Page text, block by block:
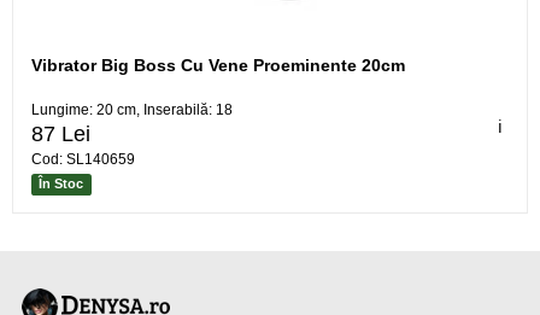
ℹ️
Vibrator Big Boss Cu Vene Proeminente 20cm
Lungime: 20 cm, Inserabilă: 18
87 Lei
Cod: SL140659
În Stoc